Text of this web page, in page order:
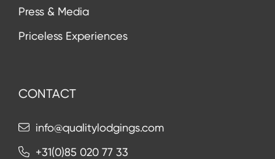
Press & Media
Priceless Experiences
CONTACT
info@qualitylodgings.com
+31(0)85 020 77 33